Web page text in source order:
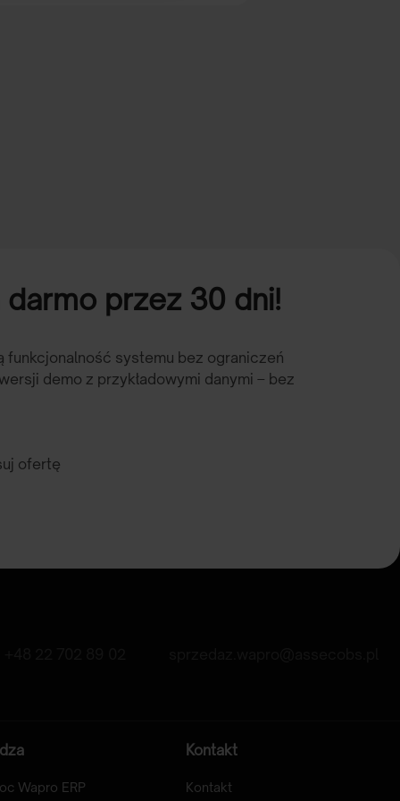
przez 30 dni!
funkcjonalność systemu bez ograniczeń
demo z przykładowymi danymi – bez
ofertę
Wapro ERP
Kontakt
Kontakt